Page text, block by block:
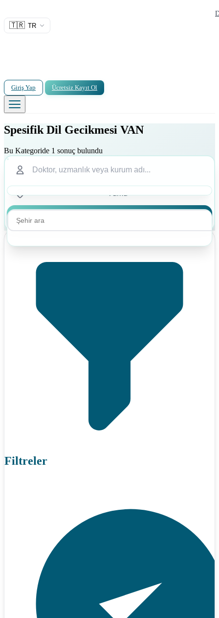
🇹🇷 TR
Giriş Yap Ücretsiz Kayıt Ol
Spesifik Dil Gecikmesi VAN
Bu Kategoride 1 sonuç bulundu
Filtreler